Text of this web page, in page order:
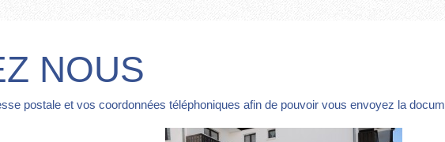
NOUS
postale et vos coordonnées téléphoniques afin de pouvoir vous envoyez la